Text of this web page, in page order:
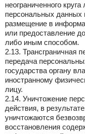
неограниченного
персональных данных
размещение в
или предоставление
либо иным способом.
2.13. Трансграничная
передача
государства органу
иностранному
лицу.
2.14. Уничтожение
действия, в
уничтожаются
восстановления